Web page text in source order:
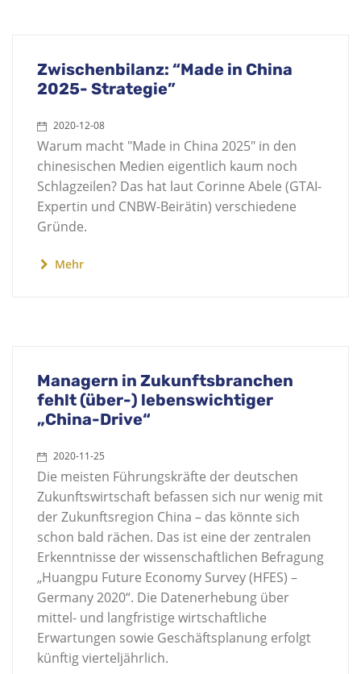
Zwischenbilanz: “Made in China
2025- Strategie”
2020-12-08
Warum macht "Made in China 2025" in den
chinesischen Medien eigentlich kaum noch
Schlagzeilen? Das hat laut Corinne Abele (GTAI-
Expertin und CNBW-Beirätin) verschiedene
Gründe.
Mehr
Managern in Zukunftsbranchen
fehlt (über-) lebenswichtiger
„China-Drive“
2020-11-25
Die meisten Führungskräfte der deutschen
Zukunftswirtschaft befassen sich nur wenig mit
der Zukunftsregion China – das könnte sich
schon bald rächen. Das ist eine der zentralen
Erkenntnisse der wissenschaftlichen Befragung
„Huangpu Future Economy Survey (HFES) –
Germany 2020“. Die Datenerhebung über
mittel- und langfristige wirtschaftliche
Erwartungen sowie Geschäftsplanung erfolgt
künftig vierteljährlich.